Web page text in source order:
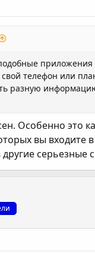
приложения
телефон или
разную
Особенно это
вы входите
другие серьезные